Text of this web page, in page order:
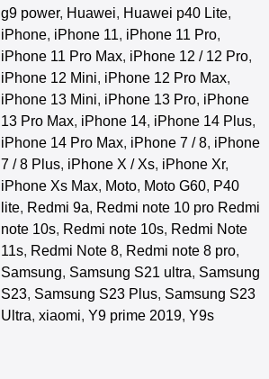
g9 power, Huawei, Huawei p40 Lite,
iPhone, iPhone 11, iPhone 11 Pro,
iPhone 11 Pro Max, iPhone 12 / 12 Pro,
iPhone 12 Mini, iPhone 12 Pro Max,
iPhone 13 Mini, iPhone 13 Pro, iPhone
13 Pro Max, iPhone 14, iPhone 14 Plus,
iPhone 14 Pro Max, iPhone 7 / 8, iPhone
7 / 8 Plus, iPhone X / Xs, iPhone Xr,
iPhone Xs Max, Moto, Moto G60, P40
lite, Redmi 9a, Redmi note 10 pro Redmi
note 10s, Redmi note 10s, Redmi Note
11s, Redmi Note 8, Redmi note 8 pro,
Samsung, Samsung S21 ultra, Samsung
S23, Samsung S23 Plus, Samsung S23
Ultra, xiaomi, Y9 prime 2019, Y9s